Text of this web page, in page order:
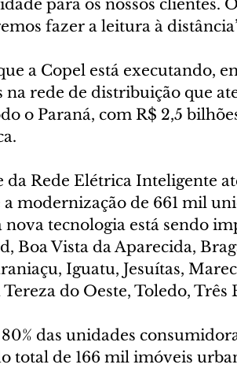
para os nossos clientes.
fazer a leitura à
a Copel está executando,
rede de distribuição que
o Paraná, com R$ 2,5
da Rede Elétrica Inteligente
a modernização de 661 mil
tecnologia está sendo
Boa Vista da Aparecida,
Iguatu, Jesuítas,
do Oeste, Toledo, Três
das unidades
total de 166 mil imóveis